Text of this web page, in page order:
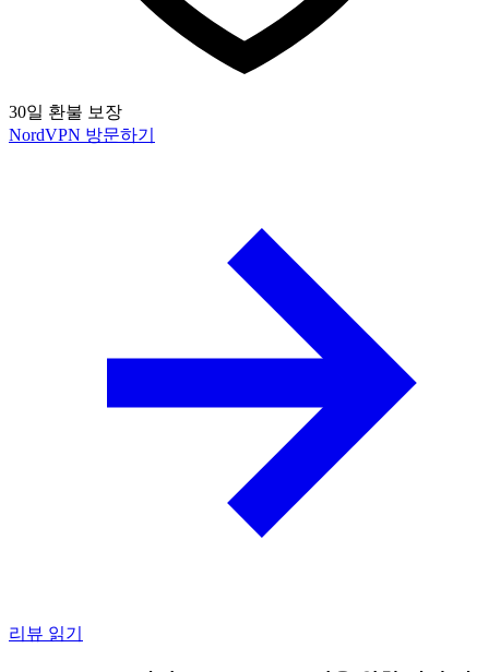
30일 환불 보장
NordVPN 방문하기
리뷰 읽기